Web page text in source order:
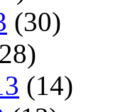
(30)
(14)